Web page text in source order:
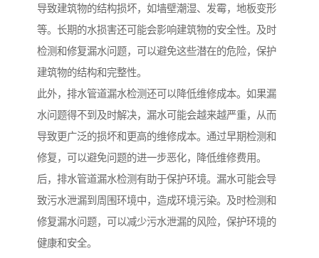
导致建筑物的结构损坏，如墙壁潮湿、发霉，地板变形
等。长期的水损害还可能会影响建筑物的安全性。及时
检测和修复漏水问题，可以避免这些潜在的危险，保护
建筑物的结构和完整性。
此外，排水管道漏水检测还可以降低维修成本。如果漏
水问题得不到及时解决，漏水可能会越来越严重，从而
导致更广泛的损坏和更高的维修成本。通过早期检测和
修复，可以避免问题的进一步恶化，降低维修费用。
后，排水管道漏水检测有助于保护环境。漏水可能会导
致污水泄漏到周围环境中，造成环境污染。及时检测和
修复漏水问题，可以减少污水泄漏的风险，保护环境的
健康和安全。